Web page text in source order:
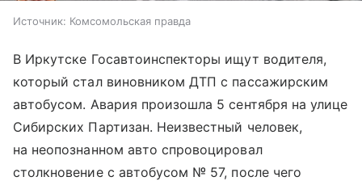
Источник: Комсомольская правда
В Иркутске Госавтоинспекторы ищут водителя,
который стал виновником ДТП с пассажирским
автобусом. Авария произошла 5 сентября на улице
Сибирских Партизан. Неизвестный человек,
на неопознанном авто спровоцировал
столкновение с автобусом № 57, после чего